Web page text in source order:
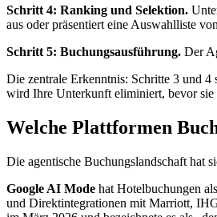
Schritt 4: Ranking und Selektion.
aus oder präsentiert eine Auswahlliste
Schritt 5: Buchungsausführung. Der
Die zentrale Erkenntnis: Schritte 3 und
wird Ihre Unterkunft eliminiert, bevor sie
Welche Plattformen
Die agentische Buchungslandschaft hat
Google AI Mode hat Hotelbuchungen
und Direktintegrationen mit Marriott,